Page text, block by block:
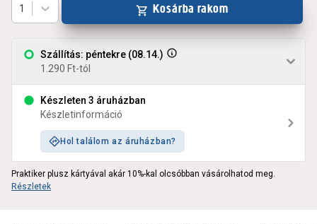
Szállítás: péntekre (08.14.)
1.290 Ft-tól
Készleten 3 áruházban
Készletinformáció
Hol találom az áruházban?
1 Kosárba rakom
Praktiker plusz kártyával akár 10%-kal olcsóbban vásárolhatod meg.
Részletek